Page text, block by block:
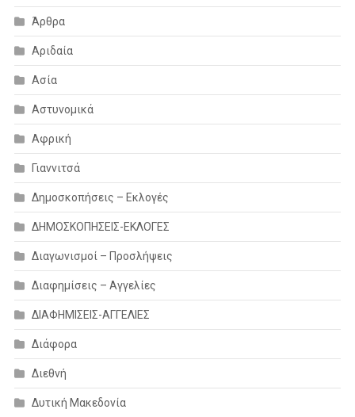
Άρθρα
Αριδαία
Ασία
Αστυνομικά
Αφρική
Γιαννιτσά
Δημοσκοπήσεις – Εκλογές
ΔΗΜΟΣΚΟΠΗΣΕΙΣ-ΕΚΛΟΓΕΣ
Διαγωνισμοί – Προσλήψεις
Διαφημίσεις – Αγγελίες
ΔΙΑΦΗΜΙΣΕΙΣ-ΑΓΓΕΛΙΕΣ
Διάφορα
Διεθνή
Δυτική Μακεδονία